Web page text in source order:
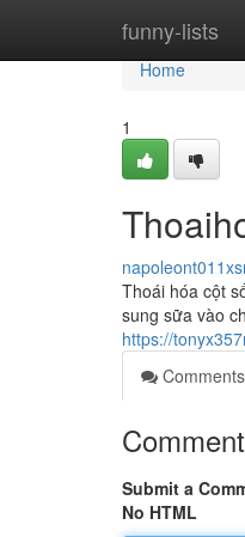
funny-lists
Home
Home
1
Thoái hóa cột
sung sữa vào
https://
Comments
Submit a
No HTML